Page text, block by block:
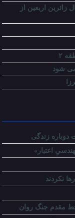
زائرین اربعین از
۲
زندگی
اعتبار»
خط مقدم جنگ روان